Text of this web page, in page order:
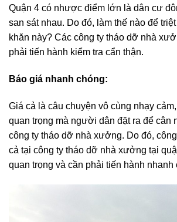
Quận 4 có nhược điểm lớn là dân cư
san sát nhau. Do đó, làm thế nào để
khăn này? Các công ty tháo dỡ nhà
phải tiến hành kiểm tra cẩn thận.
Báo giá nhanh chóng:
Giá cả là câu chuyện vô cùng nhạy
quan trọng mà người dân đặt ra để cân
công ty tháo dỡ nhà xưởng. Do đó,
cả tại công ty tháo dỡ nhà xưởng tại
quan trọng và cần phải tiến hành nhanh